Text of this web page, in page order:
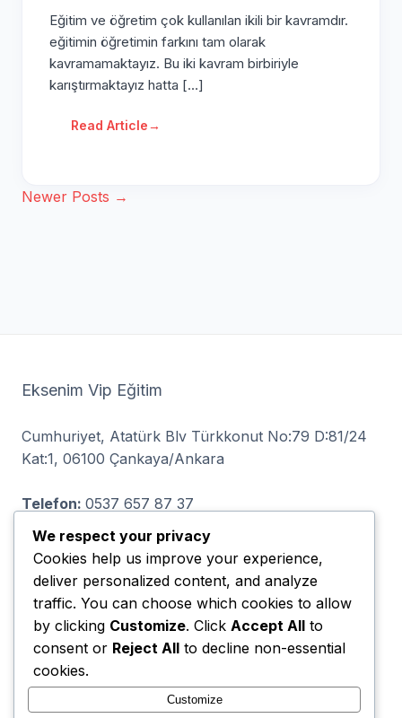
Eğitim ve öğretim çok kullanılan ikili bir kavramdır.
eğitimin öğretimin farkını tam olarak
kavramamaktayız. Bu iki kavram birbiriyle
karıştırmaktayız hatta […]
Read Article→
Yazı
Newer Posts →
Eksenim Vip Eğitim
Cumhuriyet, Atatürk Blv Türkkonut No:79 D:81/24
Kat:1, 06100 Çankaya/Ankara
Telefon: 0537 657 87 37
ODTÜLÜLER VİP EĞİTİM LTD ŞTİ, Demetevler,
İvedik Cd. No:93 D:46, 06200 Yenimahalle/Ankara
Telefon:
We respect your privacy
Cookies help us improve your experience,
deliver personalized content, and analyze
traffic. You can choose which cookies to allow
by clicking Customize. Click Accept All to
consent or Reject All to decline non-essential
cookies.
Customize